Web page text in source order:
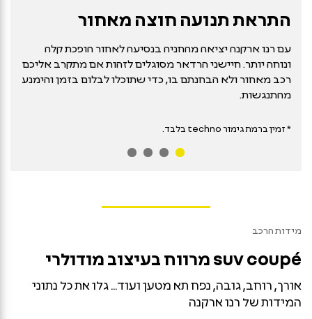
התראת תנועה חוצה מאחור
עם רנו ארקנה יציאה מהחניה בנסיעה לאחור הופכת קלה
ונוחה יותר. חיישני הרדאר מסוגלים לזהות אם מתקרב אליכם
רכב מאחור ולא הבחנתם בו, כדי שתוכלו לבלום בזמן והימנע
מהתנגשות.
* זמין ברמת גימורtechno בלבד.
מידות הרכב
suv coupé מרווח בעיצוב מודולרי
אורך, רוחב, גובה, נפח תא מטען ועוד... גלו את כל נתוני
המידות של רנו ארקנה